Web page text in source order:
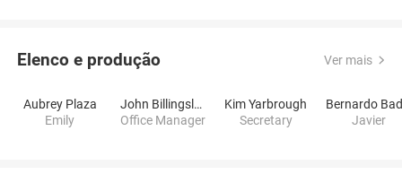
Elenco e produção Ver mais
Aubrey Plaza
Emily
John Billingsley
Office Manager
Kim Yarbrough
Secretary
Javier